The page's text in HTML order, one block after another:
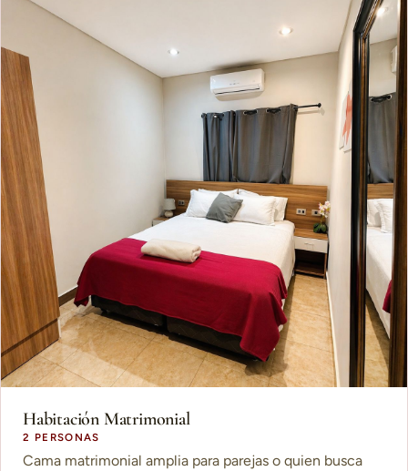
Habitación Matrimonial
2 PERSONAS
Cama matrimonial amplia para parejas o quien busca